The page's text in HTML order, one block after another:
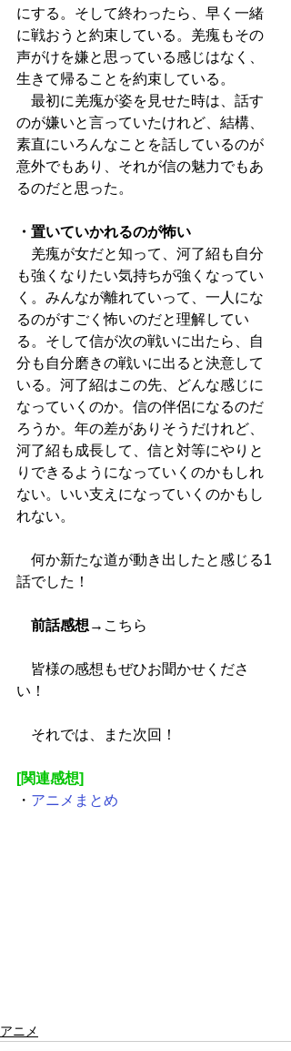
にする。そして終わったら、早く一緒
に戦おうと約束している。羌瘣もその
声がけを嫌と思っている感じはなく、
生きて帰ることを約束している。
最初に羌瘣が姿を見せた時は、話す
のが嫌いと言っていたけれど、結構、
素直にいろんなことを話しているのが
意外でもあり、それが信の魅力でもあ
るのだと思った。
・置いていかれるのが怖い
羌瘣が女だと知って、河了紹も自分
も強くなりたい気持ちが強くなってい
く。みんなが離れていって、一人にな
るのがすごく怖いのだと理解してい
る。そして信が次の戦いに出たら、自
分も自分磨きの戦いに出ると決意して
いる。河了紹はこの先、どんな感じに
なっていくのか。信の伴侶になるのだ
ろうか。年の差がありそうだけれど、
河了紹も成長して、信と対等にやりと
りできるようになっていくのかもしれ
ない。いい支えになっていくのかもし
れない。
何か新たな道が動き出したと感じる1
話でした！
前話感想 → こちら
皆様の感想もぜひお聞かせくださ
い！
それでは、また次回！
[関連感想]
・ アニメまとめ
アニメ